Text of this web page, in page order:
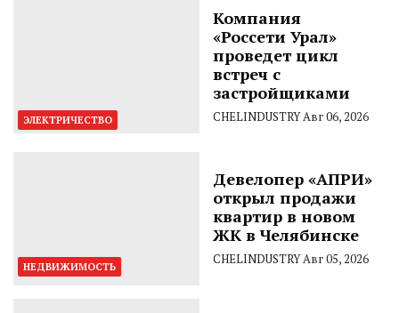
ЭЛЕКТРИЧЕСТВО
Компания
«Россети Урал»
проведет цикл
встреч с
застройщиками
CHELINDUSTRYАвг 06, 2026
НЕДВИЖИМОСТЬ
Девелопер «АПРИ»
открыл продажи
квартир в новом
ЖК в Челябинске
CHELINDUSTRYАвг 05, 2026